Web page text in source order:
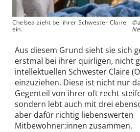
Chelsea zieht bei ihrer Schwester Claire
ein.
Aus diesem Grund sieht sie sich
erstmal bei ihrer quirligen, nicht
intellektuellen Schwester Claire
einzuziehen. Diese ist nicht nur
Gegenteil von ihrer oft recht
sondern lebt auch mit drei
aber dafür richtig liebenswerten
Mitbewohner:innen zusammen.